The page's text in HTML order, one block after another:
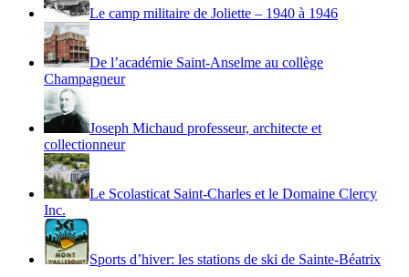
Le camp militaire de Joliette – 1940 à 1946
De l’académie Saint-Anselme au collège
Champagneur
Joseph Michaud professeur, architecte et
collectionneur
Le Scolasticat Saint-Charles et le Domaine Clercy
Inc.
Sports d’hiver: les stations de ski de Sainte-Béatrix